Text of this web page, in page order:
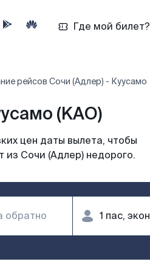
Где мой билет?
рейсов Сочи (Адлер) - Куусамо
(KAO)
цен даты вылета, чтобы
из Сочи (Адлер) недорого.